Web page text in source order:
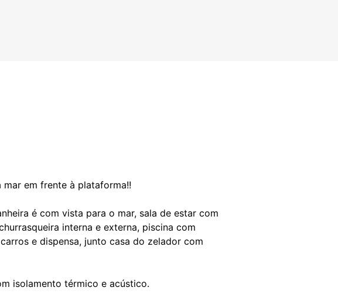
em frente à plataforma!!
é com vista para o mar, sala de estar com
interna e externa, piscina com
e dispensa, junto casa do zelador com
isolamento térmico e acústico.